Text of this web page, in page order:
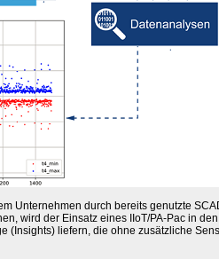
Unternehmen durch bereits genutzte
wird der Einsatz eines IIoT/PA-Pac in
(Insights) liefern, die ohne zusätzliche